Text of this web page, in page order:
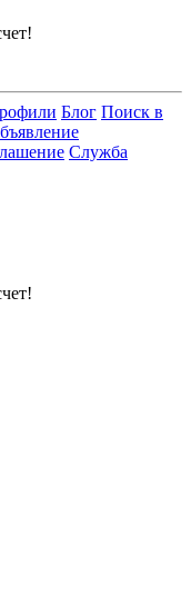
Блог Поиск в
Служба